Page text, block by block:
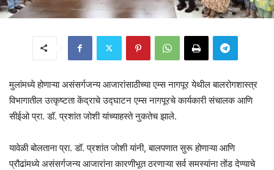
मुलांमध्ये होणाऱ्या असंसर्गजन्य आजारांसाठीच्या एम्स नागपूर येथील बालरोगशास्त्र
विभागातील उत्कृष्टता केंद्राचे उद्घाटन एम्स नागपूरचे कार्यकारी संचालक आणि
सीईओ प्रा. डॉ. प्रशांत जोशी यांच्याहस्ते नुकतेच झाले.
यावेळी बोलताना प्रा. डॉ. प्रशांत जोशी यांनी, बालपणात सुरू होणाऱ्या आणि
प्रौढांमध्ये असंसर्गजन्य आजारांना कारणीभूत ठरणाऱ्या सर्व समस्यांना तोंड देण्याचे